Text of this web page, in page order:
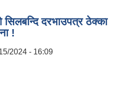
दरभाउपत्र ठेक्का
!
2024 - 16:09